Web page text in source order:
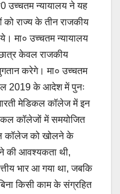
उच्चतम न्यायालय ने यह
को राज्य के तीन राजकीय
मा० उच्चतम न्यायालय
केवल राजकीय
करेगे। मा० उच्चतम
2019 के आदेश में पुनः
मेडिकल कॉलेज में इन
कॉलेजों में समयोजित
कॉलेज को खोलने के
की आवश्यकता थी,
भार आ गया था, जबकि
किसी काम के संग्रहित